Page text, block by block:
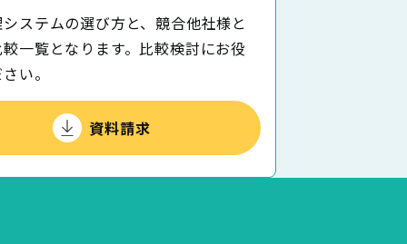
ステムの選び方と、競合他社様と
⼀覧となります。⽐較検討にお役
い。
資料請求